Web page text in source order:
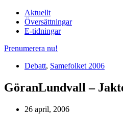
Aktuellt
Översättningar
E-tidningar
Prenumerera nu!
Debatt, Samefolket 2006
GöranLundvall –
26 april, 2006